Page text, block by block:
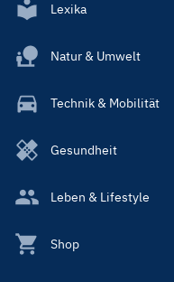
Lexika
Natur & Umwelt
Technik & Mobilität
Gesundheit
Leben & Lifestyle
Shop